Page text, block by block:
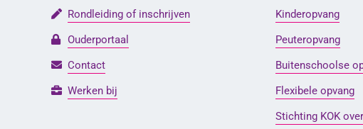
Rondleiding of inschrijven
Ouderportaal
Contact
Werken bij
Kinderopvang
Peuteropvang
Buitenschoolse
Flexibele opvang
Stichting KOK